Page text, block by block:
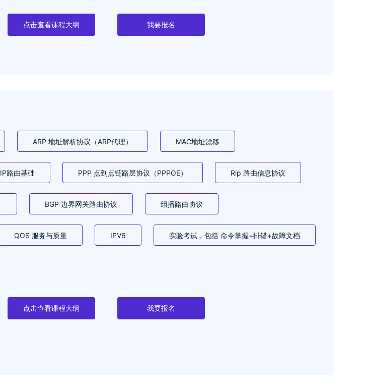
点击查看课程大纲 我要报名
ARP 地址解析协议（ARP代理） MAC地址漂移
IP路由基础 PPP 点到点链路层协议（PPPOE） Rip 路由信息协议
BGP 边界网关路由协议 组播路由协议
QOS 服务与质量 IPV6 实验考试，包括 命令掌握+排错+故障文档
点击查看课程大纲 我要报名